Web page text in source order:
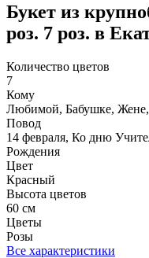
Букет из
роз. 7 роз. в
Количество цветов
7
Кому
Любимой, Бабушке,
Повод
14 февраля, Ко дню
Рождения
Цвет
Красный
Высота цветов
60 см
Цветы
Розы
Все характеристики